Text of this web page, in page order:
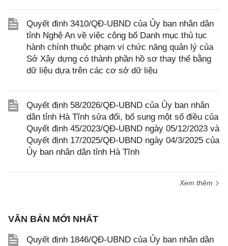
Quyết định 3410/QĐ-UBND của Ủy ban nhân dân
tỉnh Nghệ An về việc công bố Danh mục thủ tục
hành chính thuộc phạm vi chức năng quản lý của
Sở Xây dựng có thành phần hồ sơ thay thế bằng
dữ liệu dựa trên các cơ sở dữ liệu
Quyết định 58/2026/QĐ-UBND của Ủy ban nhân
dân tỉnh Hà Tĩnh sửa đổi, bổ sung một số điều của
Quyết định 45/2023/QĐ-UBND ngày 05/12/2023 và
Quyết định 17/2025/QĐ-UBND ngày 04/3/2025 của
Ủy ban nhân dân tỉnh Hà Tĩnh
Xem thêm
VĂN BẢN MỚI NHẤT
Quyết định 1846/QĐ-UBND của Ủy ban nhân dân